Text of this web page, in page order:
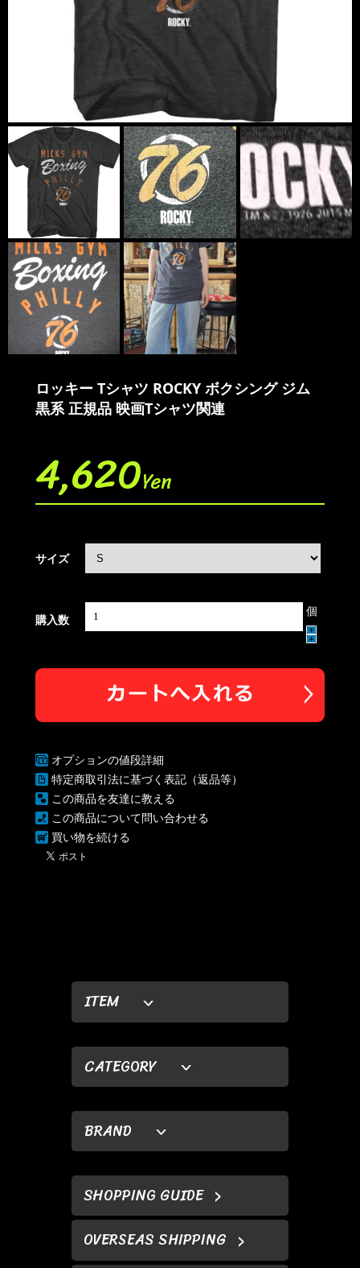
ITEM
CATEGORY
BRAND
SHOPPING GUIDE
OVERSEAS SHIPPING
ロッキー Tシャツ ROCKY ボクシング ジム
黒系 正規品 映画Tシャツ関連
4,620Yen
サイズ
購入数
個
オプションの値段詳細
特定商取引法に基づく表記（返品等）
この商品を友達に教える
この商品について問い合わせる
買い物を続ける